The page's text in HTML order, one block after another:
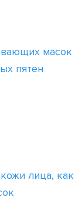
масок
пятен
лица, как